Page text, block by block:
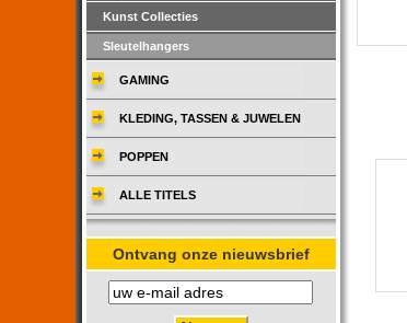
Kunst Collecties
Sleutelhangers
GAMING
KLEDING, TASSEN & JUWELEN
POPPEN
ALLE TITELS
Ontvang onze nieuwsbrief